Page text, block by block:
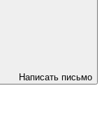
Написать письмо